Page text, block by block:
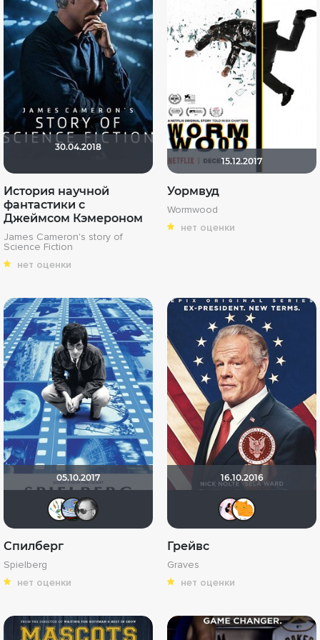
30.04.2018
История научной
фантастики с
Джеймсом Кэмероном
James Cameron's story of
Science Fiction
нет оценки
15.12.2017
Уормвуд
Wormwood
нет оценки
05.10.2017
Спилберг
Spielberg
нет оценки
16.10.2016
Грейвс
Graves
нет оценки